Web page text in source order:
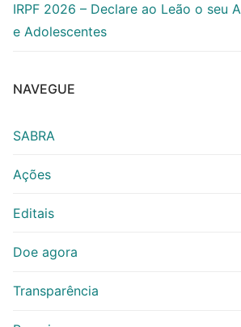
IRPF 2026 – Declare ao Leão o seu
e Adolescentes
NAVEGUE
SABRA
Ações
Editais
Doe agora
Transparência